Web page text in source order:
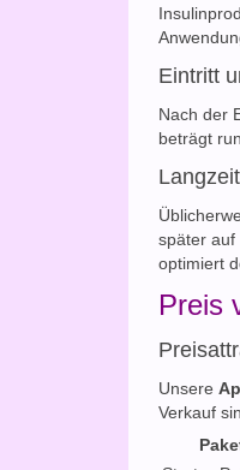
Eintritt
Nach der
beträgt
später auf
optimiert
Preis
Unsere
Verkauf